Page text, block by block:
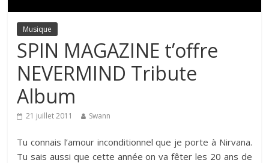
Musique
SPIN MAGAZINE t’offre
NEVERMIND Tribute
Album
21 juillet 2011 Swann
Tu connais l’amour inconditionnel que je porte à Nirvana.
Tu sais aussi que cette année on va fêter les 20 ans de